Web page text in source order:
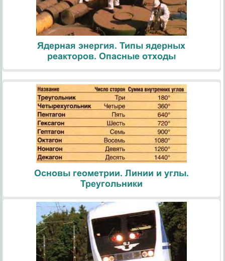
Ядерная энергия. Типы ядерных
реакторов. Опасные отходы
Основы геометрии. Линии и углы.
Треугольники